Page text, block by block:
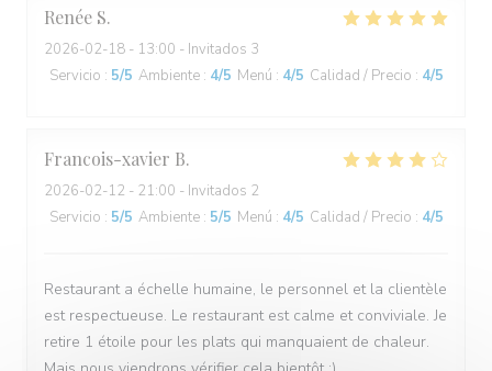
Renée S
2026-02-18 - 13:00 - Invitados 3
Servicio : 5/5 Ambiente : 4/5 Menú : 4/5 Calidad / Precio : 4/5
Francois-xavier B
2026-02-12 - 21:00 - Invitados 2
Servicio : 5/5 Ambiente : 5/5 Menú : 4/5 Calidad / Precio : 4/5
Restaurant a échelle humaine, le personnel et la clientèle
est respectueuse. Le restaurant est calme et conviviale. Je
retire 1 étoile pour les plats qui manquaient de chaleur.